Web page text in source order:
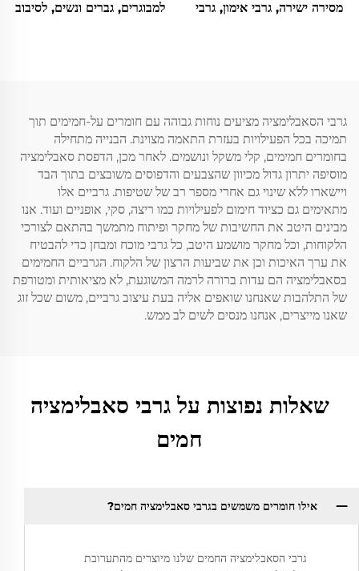
מסירה ישירה, גרבי אימון, גרבי
למבוגרים, גברים ונשים, לסיבוב
גרבי הסאבלימציה מציעים נוחות גבוהה עם חומרים על-חמימים תוך
תמיכה בכל הפעילויות בעזרת התאמה מצוינת. הבנייה מתחילה
בחומרים חמימים, קלי משקל ונושמים. לאחר מכן, הדפסת סאבלימציה
מוסיפה יתרון גדול מכיוון שהצבעים והדפוסים משובצים בתוך הבד
ויישארו ללא שינוי גם אחרי מספר רב של שטיפות. גרביים אלו
מתאימים גם כציוד חימום לפעילויות כמו ריצה, סקי, אופניים ועוד. אנו
מבינים היטב את החשיבות של מחקר ופיתוח מתמשך בהתאם לצורכי
הלקוחות, וכל מחקר מושמע היטב, כל גרבי מוכח ומבחן כדי להבטיח
את ערך האיכות וכן את שביעות הרצון של הלקוח. הגרביים החמימים
בסאבלימציה הם עדות ברורה לרמה המשוגעת, לא מציאותית ומטורפת
של התלהבות שאנחנו שואפים אליה בעת עיצוב גרביים, משום שכל זוג
שאנו מייצרים, אנחנו מנסים לשים לב ממש.
שאלות נפוצות על גרבי סאבלימציה
חמים
אילו חומרים משמשים בגרבי סאבלימציה חמים?
גרבי הסאבלימציה החמים שלנו מיוצרים מהתערובת